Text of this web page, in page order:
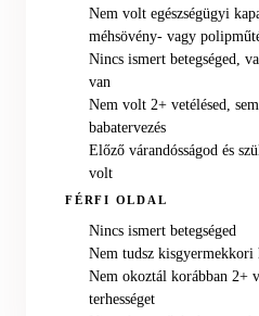
Nem volt egészségügyi
méhsövény- vagy
Nincs ismert betegséged,
van
Nem volt 2+ vetélésed,
babatervezés
Előző várandósságod és
volt
FÉRFI OLDAL
Nincs ismert betegséged
Nem tudsz kisgyermekkori
Nem okoztál korábban 2+
terhességet